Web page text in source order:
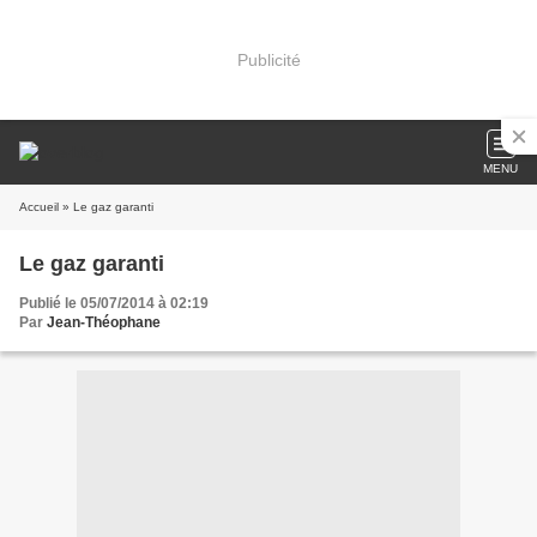
Publicité
MENU
Accueil » Le gaz garanti
Le gaz garanti
Publié le 05/07/2014 à 02:19
Par Jean-Théophane